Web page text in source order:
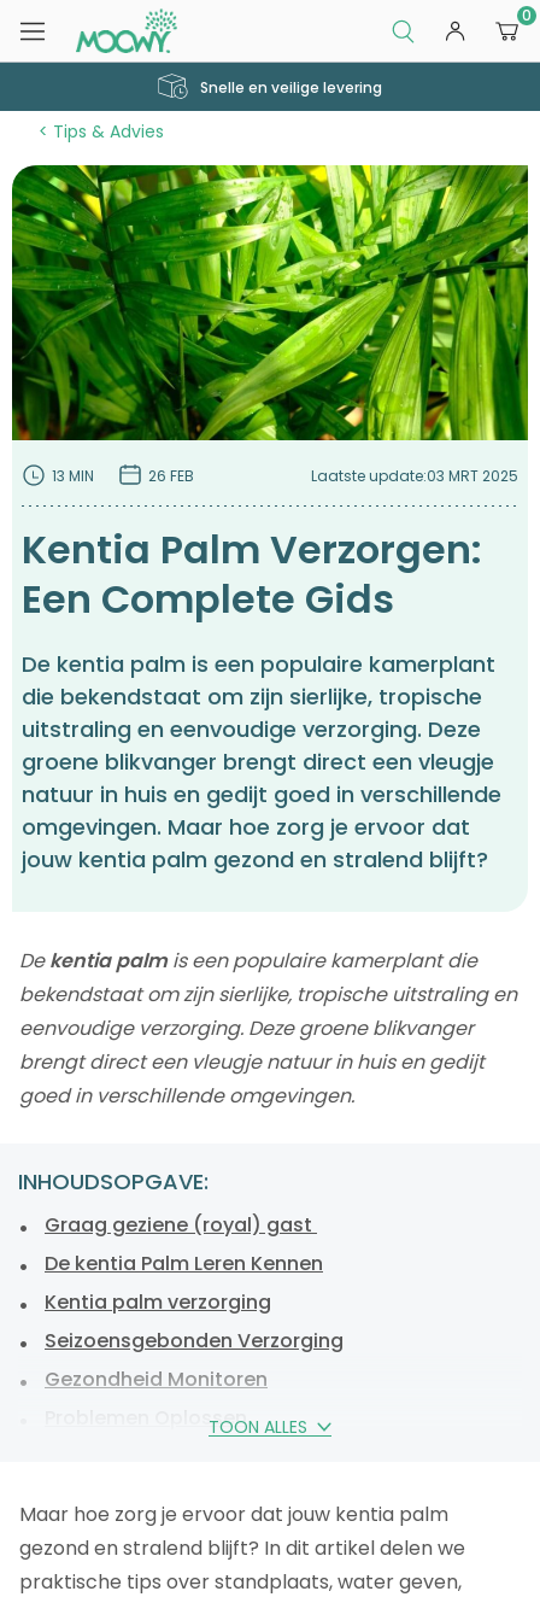
0
Snelle en veilige levering
Tips & Advies
13 MIN 26 FEB Laatste update:03 MRT 2025
Kentia Palm Verzorgen:
Een Complete Gids
De kentia palm is een populaire kamerplant
die bekendstaat om zijn sierlijke, tropische
uitstraling en eenvoudige verzorging. Deze
groene blikvanger brengt direct een vleugje
natuur in huis en gedijt goed in verschillende
omgevingen. Maar hoe zorg je ervoor dat
jouw kentia palm gezond en stralend blijft?
Dekentia palmis een populaire kamerplant die
bekendstaat om zijn sierlijke, tropische uitstraling en
eenvoudige verzorging. Deze groene blikvanger
brengt direct een vleugje natuur in huis en gedijt
goed in verschillende omgevingen.
INHOUDSOPGAVE:
TOON ALLES
Graag geziene (royal) gast
De kentia Palm Leren Kennen
Kentia palm verzorging
Seizoensgebonden Verzorging
Gezondheid Monitoren
Problemen Oplossen
Maar hoe zorg je ervoor dat jouw kentia palm
gezond en stralend blijft? In dit artikel delen we
praktische tips over standplaats, water geven,